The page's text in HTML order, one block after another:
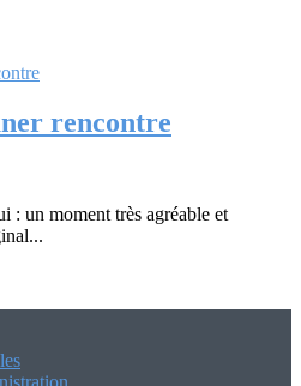
rencontre
: un moment très agréable et